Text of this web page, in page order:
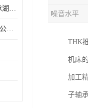
德国NEY轴承 耐尔优轴承湖州代理商
湖州恩斯凯工业技术有限公司NSK轴承*经销商
噪音水平
THK
机床
加工
子轴